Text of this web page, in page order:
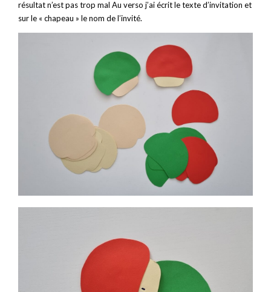
résultat n’est pas trop mal Au verso j’ai écrit le texte d’invitation et
sur le « chapeau » le nom de l’invité.